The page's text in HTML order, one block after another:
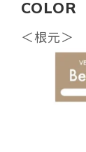
COLOR
＜根元＞